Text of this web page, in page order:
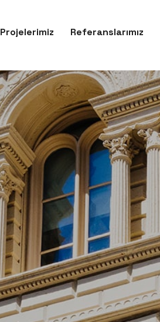
Projelerimiz Referanslarımız